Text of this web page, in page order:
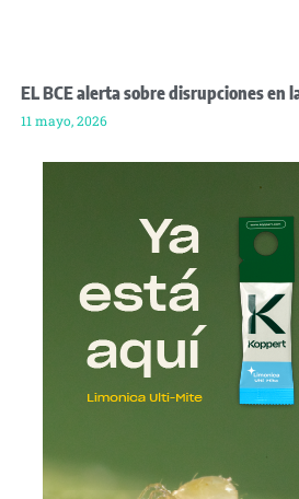
EL BCE alerta sobre disrupciones en
11 mayo, 2026